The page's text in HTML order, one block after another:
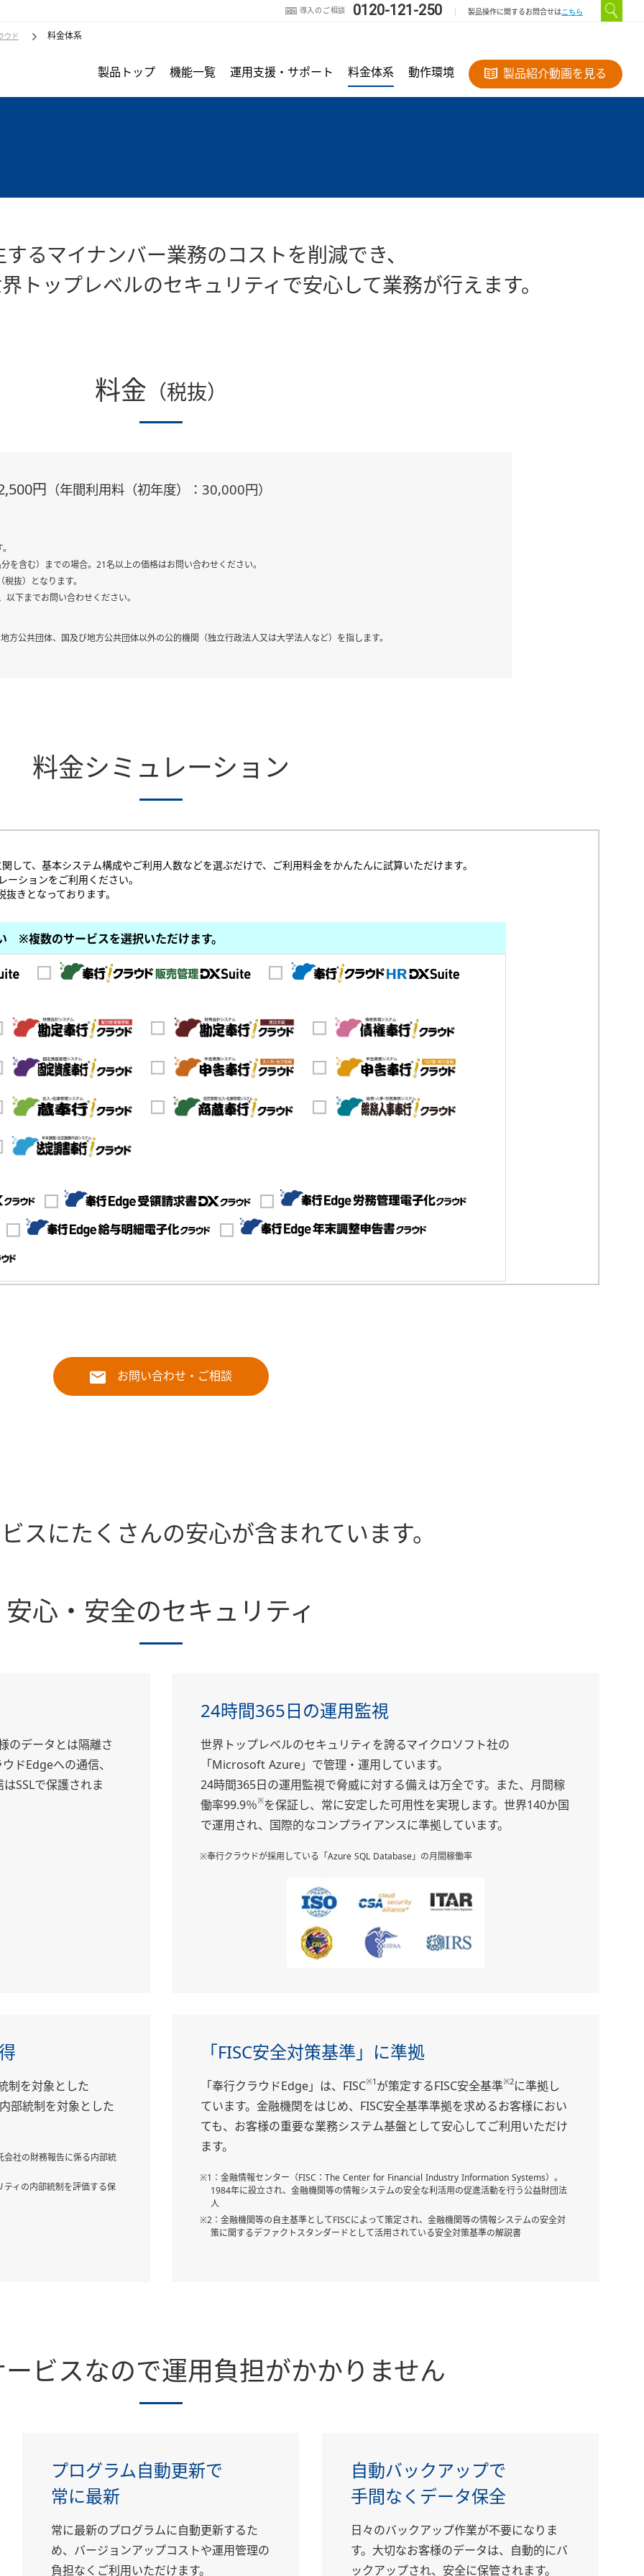
導入のご相談 0120-121-250 製品操作に関するお問合せは こちら
ウド 料金体系
製品トップ 機能一覧 運用支援・サポート 料金体系 動作環境 製品紹介動画を見る
るマイナンバー業務のコストを削減でき、
トップレベルのセキュリティで安心して業務が行えます。
料金 （税抜）
円 （年間利用料（初年度）：30,000円）
を含む）までの場合。21名以上の価格はお問い合わせください。
抜）となります。
以下までお問い合わせください。
方公共団体、国及び地方公共団体以外の公的機関（独立行政法人又は大学法人など）を指します。
料金シミュレーション
お問い合わせ・ご相談
スにたくさんの安心が含まれています。
安心・安全のセキュリティ
のデータとは隔離さ
ドEdgeへの通信、
SSLで保護されま
24時間365日の運用監視
世界トップレベルのセキュリティを誇るマイクロソフト社の
「Microsoft Azure」で管理・運用しています。
24時間365日の運用監視で脅威に対する備えは万全です。また、月間稼
働率99.9％※を保証し、常に安定した可用性を実現します。世界140か国
で運用され、国際的なコンプライアンスに準拠しています。
※奉行クラウドが採用している「Azure SQL Database」の月間稼働率
制を対象とした
部統制を対象とした
社の財務報告に係る内部統
ィの内部統制を評価する保
「FISC安全対策基準」に準拠
「奉行クラウドEdge」は、FISC※1 が策定するFISC安全基準※2に準拠し
ています。金融機関をはじめ、FISC安全基準準拠を求めるお客様におい
ても、お客様の重要な業務システム基盤として安心してご利用いただけ
ます。
※1：金融情報センター（FISC：The Center for Financial Industry Information Systems）。
1984年に設立され、金融機関等の情報システムの安全な利活用の促進活動を行う公益財団法
人
※2：金融機関等の自主基準としてFISCによって策定され、金融機関等の情報システムの安全対
策に関するデファクトスタンダードとして活用されている安全対策基準の解説書
ビスなので運用負担がかかりません
プログラム自動更新で
常に最新
常に最新のプログラムに自動更新するた
め、バージョンアップコストや運用管理の
負担なくご利用いただけます。
自動バックアップで
手間なくデータ保全
日々のバックアップ作業が不要になりま
す。大切なお客様のデータは、自動的にバ
ックアップされ、安全に保管されます。